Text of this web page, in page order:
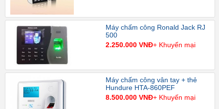
Máy chấm công Ronald Jack RJ
500
2.250.000 VNĐ+ Khuyến mại
Máy chấm công vân tay + thẻ
Hundure HTA-860PEF
8.500.000 VNĐ+ Khuyến mại